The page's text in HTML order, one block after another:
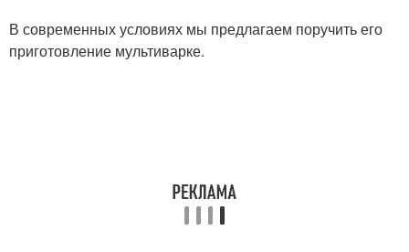
В современных условиях мы предлагаем поручить его
приготовление мультиварке.